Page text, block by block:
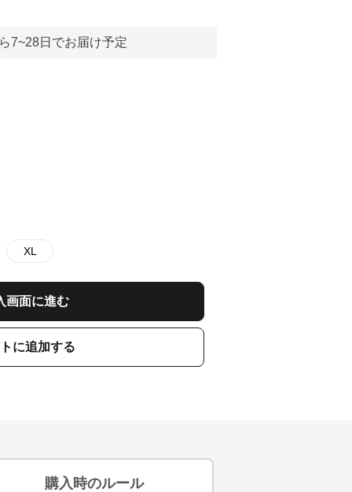
7~28日でお届け予定
XL
画面に進む
に追加する
購入時のルール